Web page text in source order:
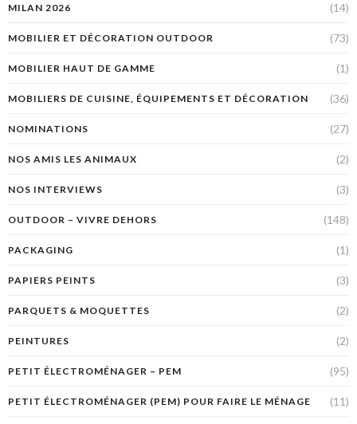
MILAN 2026 (14)
MOBILIER ET DÉCORATION OUTDOOR (73)
MOBILIER HAUT DE GAMME (1)
MOBILIERS DE CUISINE, ÉQUIPEMENTS ET DÉCORATION (36)
NOMINATIONS (27)
NOS AMIS LES ANIMAUX (2)
NOS INTERVIEWS (3)
OUTDOOR – VIVRE DEHORS (148)
PACKAGING (1)
PAPIERS PEINTS (3)
PARQUETS & MOQUETTES (2)
PEINTURES (2)
PETIT ÉLECTROMÉNAGER – PEM (95)
PETIT ÉLECTROMÉNAGER (PEM) POUR FAIRE LE MÉNAGE (11)